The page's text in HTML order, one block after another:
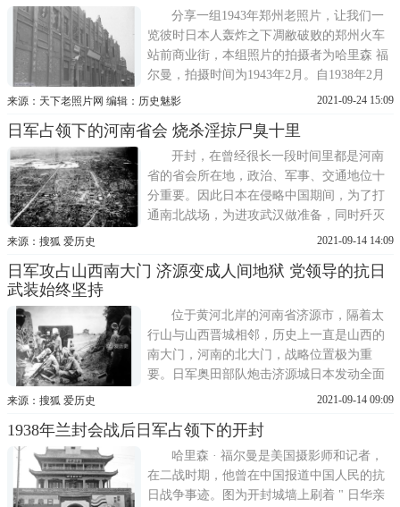
的中山门
分享一组1943年郑州老照片，让我们一
览彼时日本人轰炸之下凋敝破败的郑州火车
站前商业街，本组照片的拍摄者为哈里森 福
尔曼，拍摄时间为1943年2月。自1938年2月
14日起，日本人的军机对郑州陇海、平汉两
月14日大轰炸，郑州火车站前商业街为日寇
轰炸的重点目标，大同路等繁华街道周围林
立着这一时期特有的民
来源：天下老照片网 编辑：历史魅影 2021-09-24 15:09
日军占领下的河南省会 烧杀淫掠尸臭十里
开封，在曾经很长一段时间里都是河南
省的省会所在地，政治、军事、交通地位十
分重要。因此日本在侵略中国期间，为了打
通南北战场，为进攻武汉做准备，同时歼灭
徐州附近的中国军队，于1938年5月左右发起
月9日，进行了首次轰炸。随后日军的轰炸力
1938年5月12日上
来源：搜狐 爱历史 2021-09-14 14:09
日军攻占山西南大门 济源变成人间地狱 党领导的抗日
武装始终坚持
位于黄河北岸的河南省济源市，隔着太
行山与山西晋城相邻，历史上一直是山西的
南大门，河南的北大门，战略位置极为重
要。日军奥田部队炮击济源城日本发动全面
侵华战争以后，1938年2月25日，日军第14师
国军队的反攻下，曾短暂光复。1938年7月8
日，在日军发起的山西南部扫荡战时，又再
次遭日军攻占。日军
来源：搜狐 爱历史 2021-09-14 09:09
1938年兰封会战后日军占领下的开封
哈里森 · 福尔曼是美国摄影师和记者，
在二战时期，他曾在中国报道中国人民的抗
日战争事迹。图为开封城墙上刷着 " 日华亲